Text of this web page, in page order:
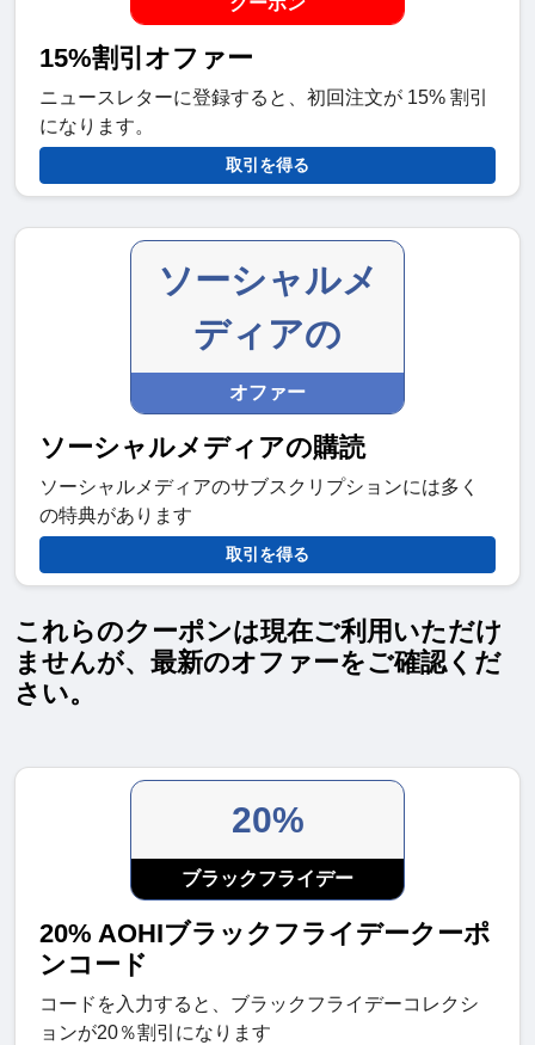
15%割引オファー
ニュースレターに登録すると、初回注文が 15% 割引
になります。
取引を得る
ソーシャルメ
ディアの
オファー
ソーシャルメディアの購読
ソーシャルメディアのサブスクリプションには多く
の特典があります
取引を得る
これらのクーポンは現在ご利用いただけ
ませんが、最新のオファーをご確認くだ
さい。
20%
ブラックフライデー
20% AOHIブラックフライデークーポ
ンコード
コードを入力すると、ブラックフライデーコレクシ
ョンが20％割引になります